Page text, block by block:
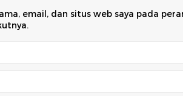
email, dan situs web saya pada